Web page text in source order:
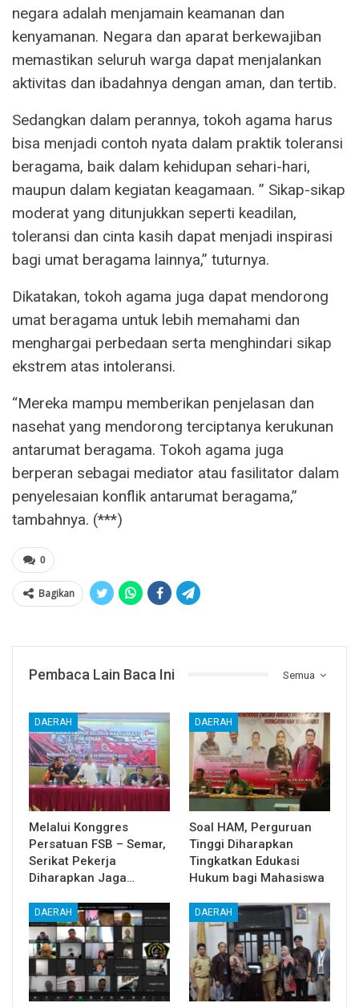
negara adalah menjamain keamanan dan
kenyamanan. Negara dan aparat berkewajiban
memastikan seluruh warga dapat menjalankan
aktivitas dan ibadahnya dengan aman, dan tertib.
Sedangkan dalam perannya, tokoh agama harus
bisa menjadi contoh nyata dalam praktik toleransi
beragama, baik dalam kehidupan sehari-hari,
maupun dalam kegiatan keagamaan. ” Sikap-sikap
moderat yang ditunjukkan seperti keadilan,
toleransi dan cinta kasih dapat menjadi inspirasi
bagi umat beragama lainnya,” tuturnya.
Dikatakan, tokoh agama juga dapat mendorong
umat beragama untuk lebih memahami dan
menghargai perbedaan serta menghindari sikap
ekstrem atas intoleransi.
“Mereka mampu memberikan penjelasan dan
nasehat yang mendorong terciptanya kerukunan
antarumat beragama. Tokoh agama juga
berperan sebagai mediator atau fasilitator dalam
penyelesaian konflik antarumat beragama,”
tambahnya. (***)
0
Bagikan
Semua
Pembaca Lain Baca Ini
DAERAH
Melalui Konggres
Persatuan FSB – Semar,
Serikat Pekerja
Diharapkan Jaga…
DAERAH
Soal HAM, Perguruan
Tinggi Diharapkan
Tingkatkan Edukasi
Hukum bagi Mahasiswa
DAERAH DAERAH